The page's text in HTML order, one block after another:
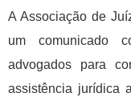
A Associação de
um comunicado
advogados para
assistência jurídica